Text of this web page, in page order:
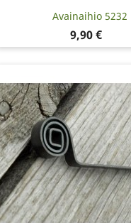
Avainaihio 5232
Hinta
9,90 €
Pikakatselu